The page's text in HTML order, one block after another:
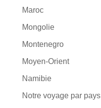
Maroc
Mongolie
Montenegro
Moyen-Orient
Namibie
Notre voyage par pays